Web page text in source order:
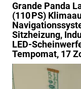
Grande Panda
(110 PS)
Sitzheizung,
LED-
Tempomat, 17